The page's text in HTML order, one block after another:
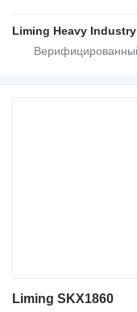
Liming Heavy Industry
Liming SKX1860